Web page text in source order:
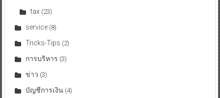
tax(23)
service(8)
Tricks-Tips (2)
การบริหาร (3)
ข่าว (3)
บัญชีการเงิน(4)